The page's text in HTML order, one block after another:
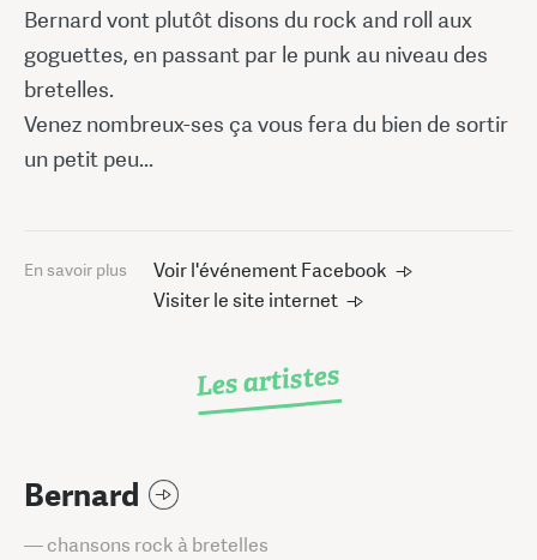
Bernard vont plutôt disons du rock and roll aux
goguettes, en passant par le punk au niveau des
bretelles.
Venez nombreux-ses ça vous fera du bien de sortir
un petit peu...
En savoir plus
Voir l'événement Facebook
Visiter le site internet
Les artistes
Bernard
— chansons rock à bretelles